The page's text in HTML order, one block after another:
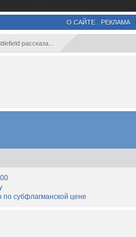
О САЙТЕ РЕКЛАМА
рассказа...
субфлагманской цене